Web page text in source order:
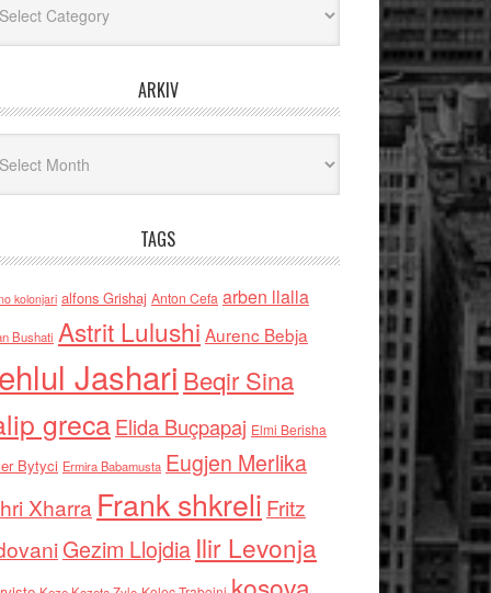
ARKIV
TAGS
kolonjari alfons Grishaj Anton Cefa arben llalla
Bushati Astrit Lulushi Aurenc Bebja
Jashari Beqir Sina
grecaElida Buçpapaj Elmi Berisha
Bytyci Ermira Babamusta Eugjen Merlika
Xharra Frank shkreli Fritz
Gezim Llojdia Ilir Levonja